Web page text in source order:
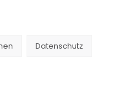
Datenschutz